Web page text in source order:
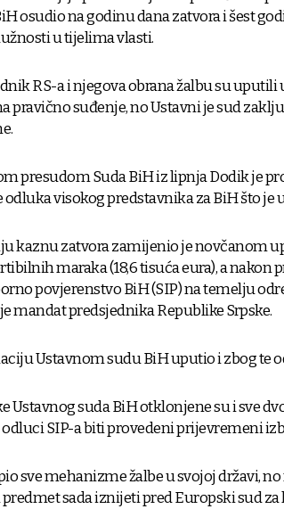
osudio na godinu dana zatvora i šest
u tijelima vlasti.
RS-a i njegova obrana žalbu su uputili
pravično suđenje, no Ustavni je sud
presudom Suda BiH iz lipnja Dodik je
visokog predstavnika za BiH što je
kaznu zatvora zamijenio je novčanom
maraka (18,6 tisuća eura), a nakon
povjerenstvo BiH (SIP) na temelju
mandat predsjednika Republike Srpske.
Ustavnom sudu BiH uputio i zbog te
Ustavnog suda BiH otklonjene su i sve
SIP-a biti provedeni prijevremeni
sve mehanizme žalbe u svojoj državi,
sada iznijeti pred Europski sud za